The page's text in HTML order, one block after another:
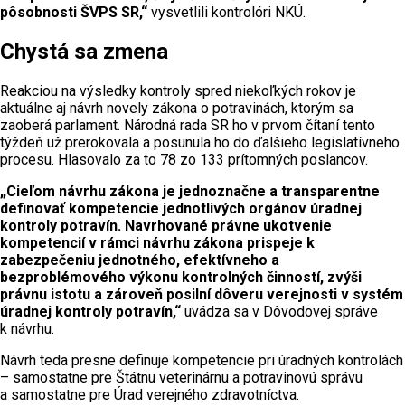
pôsobnosti ŠVPS SR,“ vysvetlili kontrolóri NKÚ.
Chystá sa zmena
Reakciou na výsledky kontroly spred niekoľkých rokov je
aktuálne aj návrh novely zákona o potravinách, ktorým sa
zaoberá parlament. Národná rada SR ho v prvom čítaní tento
týždeň už prerokovala a posunula ho do ďalšieho legislatívneho
procesu. Hlasovalo za to 78 zo 133 prítomných poslancov.
„Cieľom návrhu zákona je jednoznačne a transparentne
definovať kompetencie jednotlivých orgánov úradnej
kontroly potravín. Navrhované právne ukotvenie
kompetencií v rámci návrhu zákona prispeje k
zabezpečeniu jednotného, efektívneho a
bezproblémového výkonu kontrolných činností, zvýši
právnu istotu a zároveň posilní dôveru verejnosti v systém
úradnej kontroly potravín,“ uvádza sa v Dôvodovej správe
k návrhu.
Návrh teda presne definuje kompetencie pri úradných kontrolách
– samostatne pre Štátnu veterinárnu a potravinovú správu
a samostatne pre Úrad verejného zdravotníctva.